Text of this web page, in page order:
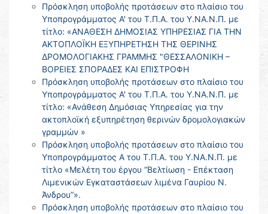
Πρόσκληση υποβολής προτάσεων στο πλαίσιο του
Υποπρογράμματος Α' του Τ.Π.Α. του Υ.ΝΑ.Ν.Π. με
τίτλο: «ΑΝΑΘΕΣΗ ΔΗΜΟΣΙΑΣ ΥΠΗΡΕΣΙΑΣ ΓΙΑ ΤΗΝ
ΑΚΤΟΠΛΟΪΚΗ ΕΞΥΠΗΡΕΤΗΣΗ ΤΗΣ ΘΕΡΙΝΗΣ
ΔΡΟΜΟΛΟΓΙΑΚΗΣ ΓΡΑΜΜΗΣ "ΘΕΣΣΑΛΟΝΙΚΗ –
ΒΟΡΕΙΕΣ ΣΠΟΡΑΔΕΣ ΚΑΙ ΕΠΙΣΤΡΟΦΗ
Πρόσκληση υποβολής προτάσεων στο πλαίσιο του
Υποπρογράμματος Α' του Τ.Π.Α. του Υ.ΝΑ.Ν.Π. με
τίτλο: «Ανάθεση Δημόσιας Υπηρεσίας για την
ακτοπλοϊκή εξυπηρέτηση θερινών δρομολογιακών
γραμμών »
Πρόσκληση υποβολής προτάσεων στο πλαίσιο του
Υποπρογράμματος Α του Τ.Π.Α. του Υ.ΝΑ.Ν.Π. με
τίτλο «Μελέτη του έργου “Βελτίωση - Επέκταση
Λιμενικών Εγκαταστάσεων λιμένα Γαυρίου Ν.
Άνδρου”».
Πρόσκληση υποβολής προτάσεων στο πλαίσιο του